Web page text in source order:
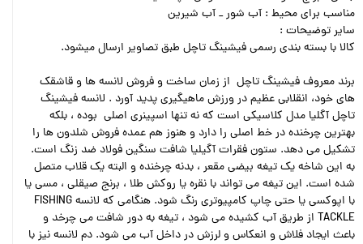
مناسب برای محیط : آب شور _ آب شیرین
سایر توضیحات :
کالا با بسته بندی رسمی فیشینگ تاچل طبق تصاویر ارسال میشود.
برند معروف فیشینگ تاچل از زمان ساخت و فروش لانسه ها و قاشقک
های خود، انقلابی عظیم در ورزش ماهیگیری پدید آورد . لانسه فیشینگ
تاچل آگلیا مدل کلاسیکی است که نه تنها اسپینری اصلی بوده ، بلکه
بهترین چرخنده در خط اصلی را دارد و هنوز هم عمده فروش شلدون ها را
تشکیل می دهد. ستون فقرات آگیلیا شافت سنگین فولاد ضد زنگ است.
به این شاخه یک تیغه بیضی مقعر ، بدنه چرخنده و البته یک قلاب متصل
شده است. این تیغه می تواند با نقره یا روکش طلا ، برنج صیقلی ، مسی یا
با اپوکسی یا حتی چاپ کامپیوتری رنگ شود. هنگامی که لانسه FISHING
TACKLE از طریق آب کشیده می شود ، تیغه به دور شافت می چرخد و
باعث ایجاد فلاش و انعکاس و لرزش در داخل آب می شود. دم لانسه نیز با